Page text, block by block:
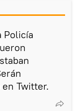
Policía
Twitter.